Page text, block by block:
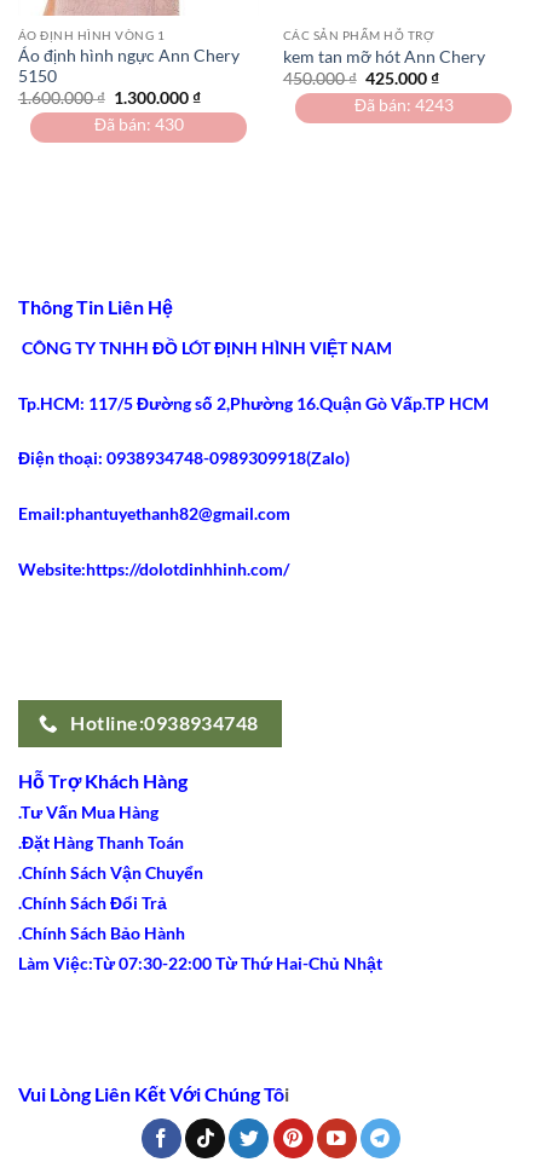
ÁO ĐỊNH HÌNH VÒNG 1
Áo định hình ngực Ann Chery
5150
1.600.000₫ Giá
gốc
là:
1.600.000 ₫.
1.300.000₫Giá
hiện
là:
Đã bán: 430
CÁC SẢN PHẨM HỖ TRỢ
kem tan mỡ hót Ann Chery
450.000₫ Giá
gốc
là:
450.000 ₫.
425.000₫Giá
hiện
tại
là:
Đã bán: 4243
Thông Tin Liên Hệ
CÔNG TY TNHH ĐỒ LÓT ĐỊNH HÌNH VIỆT NAM
Tp.HCM: 117/5 Đường số 2,Phường 16.Quận Gò Vấp.TP HCM
Điện thoại: 0938934748-0989309918(Zalo)
Email:phantuyethanh82@gmail.com
Website:https://dolotdinhhinh.com/
Hotline:0938934748
Hỗ Trợ Khách Hàng
.Tư Vấn Mua Hàng
.Đặt Hàng Thanh Toán
.Chính Sách Vận Chuyển
.Chính Sách Đổi Trả
.Chính Sách Bảo Hành
Làm Việc:Từ 07:30-22:00 Từ Thứ Hai-Chủ Nhật
Vui Lòng Liên Kết Với Chúng Tôi